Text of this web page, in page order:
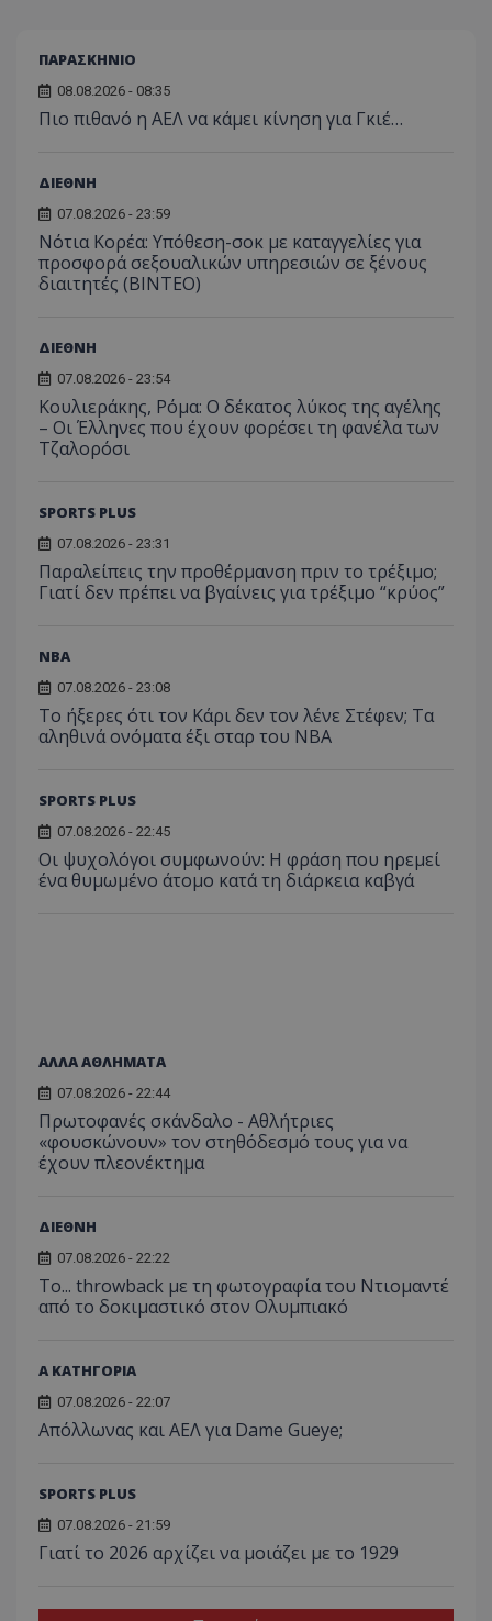
ΠΑΡΑΣΚΗΝΙΟ
08.08.2026 - 08:35
Πιο πιθανό η ΑΕΛ να κάμει κίνηση για Γκιέ…
ΔΙΕΘΝΗ
07.08.2026 - 23:59
Νότια Κορέα: Υπόθεση-σοκ με καταγγελίες για
προσφορά σεξουαλικών υπηρεσιών σε ξένους
διαιτητές (BINTEO)
ΔΙΕΘΝΗ
07.08.2026 - 23:54
Κουλιεράκης, Ρόμα: Ο δέκατος λύκος της αγέλης
– Οι Έλληνες που έχουν φορέσει τη φανέλα των
Τζαλορόσι
SPORTS PLUS
07.08.2026 - 23:31
Παραλείπεις την προθέρμανση πριν το τρέξιμο;
Γιατί δεν πρέπει να βγαίνεις για τρέξιμο “κρύος”
NBA
07.08.2026 - 23:08
Το ήξερες ότι τον Κάρι δεν τον λένε Στέφεν; Τα
αληθινά ονόματα έξι σταρ του NBA
SPORTS PLUS
07.08.2026 - 22:45
Οι ψυχολόγοι συμφωνούν: Η φράση που ηρεμεί
ένα θυμωμένο άτομο κατά τη διάρκεια καβγά
ΑΛΛΑ ΑΘΛΗΜΑΤΑ
07.08.2026 - 22:44
Πρωτοφανές σκάνδαλο - Aθλήτριες
«φουσκώνουν» τον στηθόδεσμό τους για να
έχουν πλεονέκτημα
ΔΙΕΘΝΗ
07.08.2026 - 22:22
Το... throwback με τη φωτογραφία του Ντιομαντέ
από το δοκιμαστικό στον Ολυμπιακό
Α ΚΑΤΗΓΟΡΙΑ
07.08.2026 - 22:07
Απόλλωνας και ΑΕΛ για Dame Gueye;
SPORTS PLUS
07.08.2026 - 21:59
Γιατί το 2026 αρχίζει να μοιάζει με το 1929